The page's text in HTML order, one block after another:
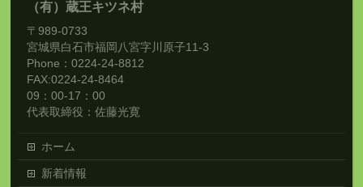
（有）蔵王キツネ村
〒989-0733
宮城県白石市福岡八宮字川原子11-3
Phone：0224-24-8812
FAX:0224-24-8464
09：00-17：00
代表取締役：佐藤光寛
ホーム
新着情報